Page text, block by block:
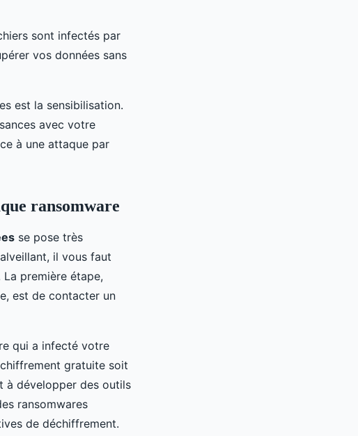
sont infectés par
vos données sans
est la sensibilisation.
avec votre
à une attaque par
ransomware
se pose très
il vous faut
première étape,
est de contacter un
qui a infecté votre
gratuite soit
à développer des outils
ransomwares
de déchiffrement.